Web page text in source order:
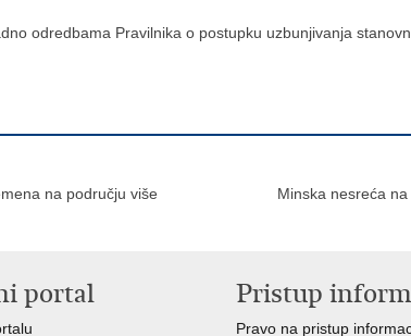
odredbama Pravilnika o postupku uzbunjivanja
na području više
Minska nesreća
portal Pristup
Pravo na pristup